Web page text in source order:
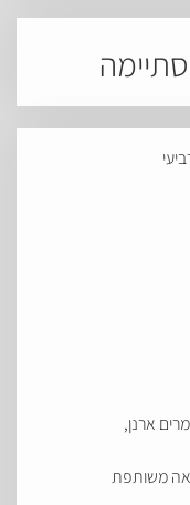
ארנן,
משותפת